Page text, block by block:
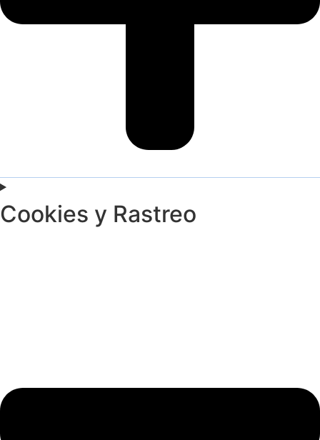
Cookies y Rastreo